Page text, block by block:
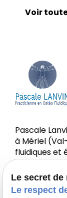
Voir
Pascale
à Mériel
fluidiques et
corps-esprit.
Le secret
Le respect